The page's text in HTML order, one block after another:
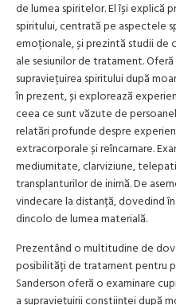
de lumea spiritelor. El își explică
spiritului, centrată pe aspectele
emoționale, și prezintă studii
ale sesiunilor de tratament.
supraviețuirea spiritului după
în prezent, și explorează
ceea ce sunt văzute de
relatări profunde despre
extracorporale și reîncarnare.
mediumitate, clarviziune,
transplanturilor de inimă. De
vindecare la distanță, dovedind
dincolo de lumea materială.
Prezentând o multitudine de
posibilități de tratament pentru
Sanderson oferă o examinare
a supraviețuirii conștiinței după